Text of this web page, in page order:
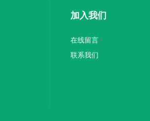
加入我们
在线留言
联系我们